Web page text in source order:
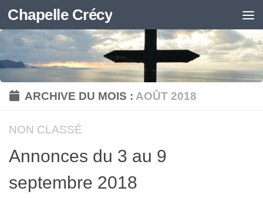
Skip to content
Chapelle Crécy
ARCHIVE DU MOIS :AOÛT 2018
NON CLASSÉ
Annonces du 3 au 9
septembre 2018